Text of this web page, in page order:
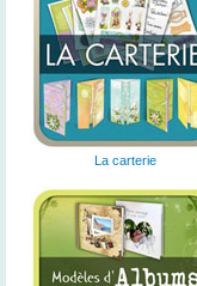
La carterie